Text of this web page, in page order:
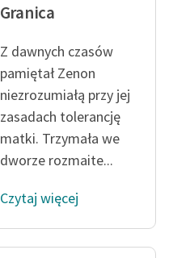
Granica
Z dawnych czasów
pamiętał Zenon
niezrozumiałą przy jej
zasadach tolerancję
matki. Trzymała we
dworze rozmaite...
Czytaj więcej